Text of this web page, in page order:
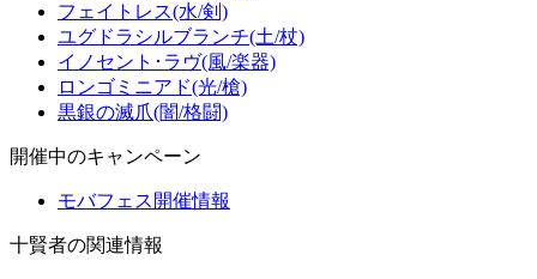
フェイトレス(水/剣)
ユグドラシルブランチ(土/杖)
イノセント･ラヴ(風/楽器)
ロンゴミニアド(光/槍)
黒銀の滅爪(闇/格闘)
開催中のキャンペーン
モバフェス開催情報
十賢者の関連情報